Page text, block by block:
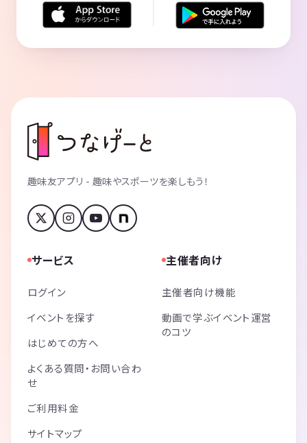
趣味友アプリ - 趣味やスポーツを楽しもう！
サービス
ログイン
イベントを探す
はじめての方へ
よくある質問・お問い合わ
せ
ご利用料金
サイトマップ
主催者向け
主催者向け機能
動画で学ぶイベント運営
のコツ